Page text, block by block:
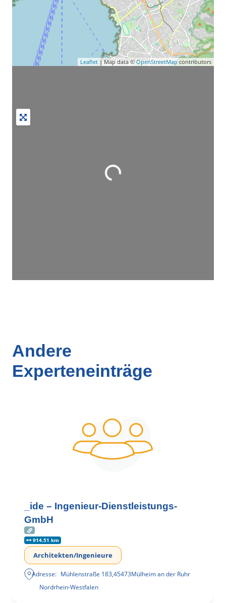
Leaflet | Map data ©OpenStreetMap contributors
Wird geladen …
Andere
Experteneinträge
_ide – Ingenieur-Dienstleistungs-
GmbH
914.51 km
Architekten/Ingenieure
Adresse: Mühlenstraße 183,45473Mülheim an der Ruhr
Nordrhein-Westfalen